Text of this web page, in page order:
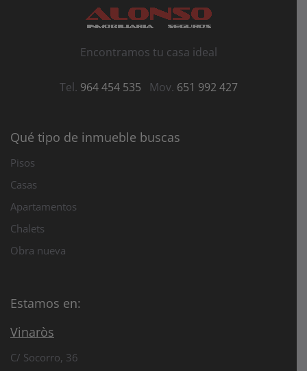
Encontramos tu casa ideal
Tel. 964 454 535 Mov. 651 992 427
Qué tipo de inmueble buscas
Pisos
Casas
Apartamentos
Chalets
Obra nueva
Estamos en:
Vinaròs
C/ Socorro, 36